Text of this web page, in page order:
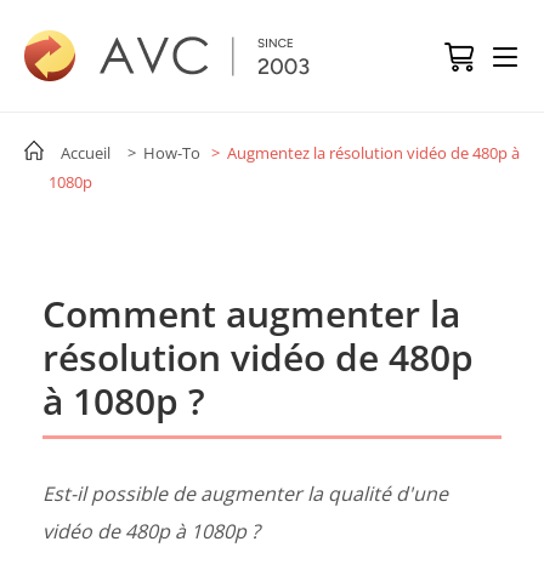
Accueil > How-To > Augmentez la résolution vidéo de 480p à
1080p
Comment augmenter la
résolution vidéo de 480p
à 1080p ?
Est-il possible de augmenter la qualité d'une
vidéo de 480p à 1080p ?